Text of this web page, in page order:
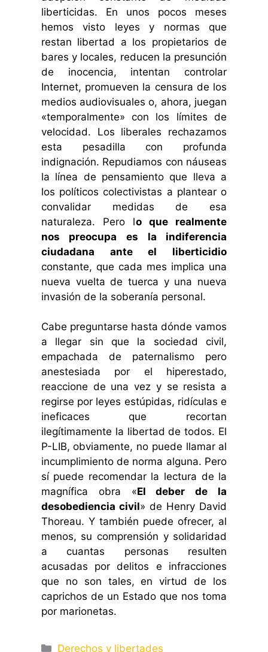
liberticidas. En unos pocos meses
hemos visto leyes y normas que
restan libertad a los propietarios de
bares y locales, reducen la presunción
de inocencia, intentan controlar
Internet, promueven la censura de los
medios audiovisuales o, ahora, juegan
«temporalmente» con los límites de
velocidad. Los liberales rechazamos
esta pesadilla con profunda
indignación. Repudiamos con náuseas
la línea de pensamiento que lleva a
los políticos colectivistas a plantear o
convalidar medidas de esa
naturaleza. Pero lo que realmente
nos preocupa es la indiferencia
ciudadana ante el liberticidio
constante, que cada mes implica una
nueva vuelta de tuerca y una nueva
invasión de la soberanía personal.
Cabe preguntarse hasta dónde vamos
a llegar sin que la sociedad civil,
empachada de paternalismo pero
anestesiada por el hiperestado,
reaccione de una vez y se resista a
regirse por leyes estúpidas, ridículas e
ineficaces que recortan
ilegítimamente la libertad de todos. El
P-LIB, obviamente, no puede llamar al
incumplimiento de norma alguna. Pero
sí puede recomendar la lectura de la
magnífica obra «El deber de la
desobediencia civil» de Henry David
Thoreau. Y también puede ofrecer, al
menos, su comprensión y solidaridad
a cuantas personas resulten
acusadas por delitos e infracciones
que no son tales, en virtud de los
caprichos de un Estado que nos toma
por marionetas.
Categorías
Derechos y libertades